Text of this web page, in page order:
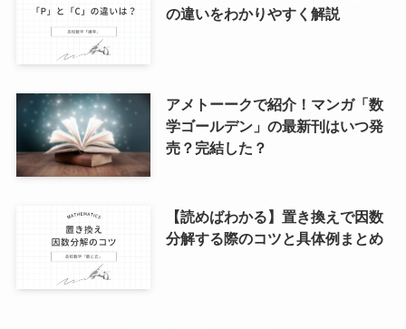
の違いをわかりやすく解説
アメトーークで紹介！マンガ「数
学ゴールデン」の最新刊はいつ発
売？完結した？
【読めばわかる】置き換えで因数
分解する際のコツと具体例まとめ